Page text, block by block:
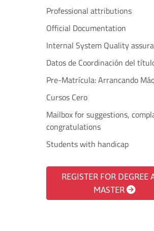
Professional attributions
Official Documentation
Internal System Quality
Datos de Coordinación del
Pre-Matrícula: Arrancando
Cursos Cero
Mailbox for suggestions,
congratulations
Students with handicap
REGISTER FOR DEGREE
MASTER